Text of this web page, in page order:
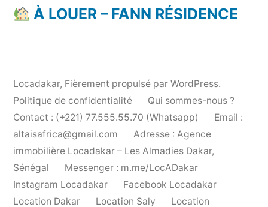
À LOUER – FANN RÉSIDENCE
Locadakar, Fièrement propulsé par WordPress.
Politique de confidentialité
Qui sommes-nous ?
Contact : (+221) 77.555.55.70 (Whatsapp)
Email :
altaisafrica@gmail.com
Adresse : Agence
immobilière Locadakar – Les Almadies Dakar,
Sénégal
Messenger : m.me/LocADakar
Instagram Locadakar
Facebook Locadakar
Location Dakar
Location Saly Location